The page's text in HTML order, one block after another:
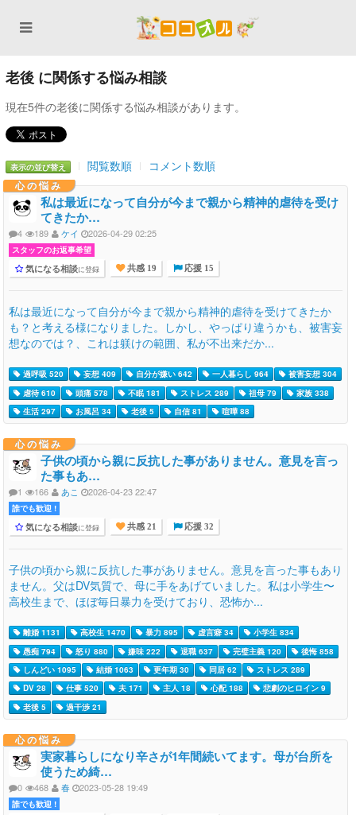
老後 に関係する悩み相談
現在5件の老後に関係する悩み相談があります。
表示の並び替え 閲覧数順 コメント数順
心の悩み
私は最近になって自分が今まで親から精神的虐待を受け
てきたか…
4 189 ケイ 2026-04-29 02:25
スタッフのお返事希望
気になる相談に登録 共感 19 応援 15
私は最近になって自分が今まで親から精神的虐待を受けてきたか
も？と考える様になりました。しかし、やっぱり違うかも、被害妄
想なのでは？、これは躾けの範囲、私が不出来だか...
過呼吸 520 妄想 409 自分が嫌い 642 一人暮らし 964
被害妄想 304
虐待 610
頭痛 578 不眠 181 ストレス 289 祖母 79
家族 338
生活 297
お風呂 34 老後 5 自信 81 喧嘩 88
心の悩み
子供の頃から親に反抗した事がありません。意見を言っ
た事もあ…
1 166 あこ 2026-04-23 22:47
誰でも歓迎 !
気になる相談に登録 共感 21 応援 32
子供の頃から親に反抗した事がありません。意見を言った事もあり
ません。父はDV気質で、母に手をあげていました。私は小学生〜
高校生まで、ほぼ毎日暴力を受けており、恐怖か...
離婚 1131 高校生 1470 暴力 895 虚言癖 34
小学生 834
愚痴 794
怒り 880 嫌味 222 退職 637 完璧主義 120
後悔 858
しんどい 1095
結婚 1063 更年期 30 同居 62
ストレス 289
DV 28
仕事 520 夫 171 主人 18 心配 188
悲劇のヒロイン 9
老後 5
過干渉 21
心の悩み
実家暮らしになり辛さが1年間続いてます。母が台所を
使うため綺…
0 468 春 2023-05-28 19:49
誰でも歓迎 !